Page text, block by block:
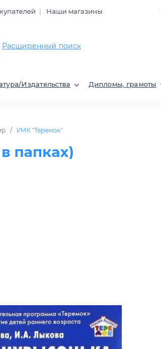
Наши магазины
Расширенный поиск
Издательства Дипломы, грамоты
УМК "Теремок"
папках)